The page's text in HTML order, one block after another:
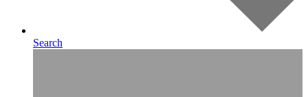
Search